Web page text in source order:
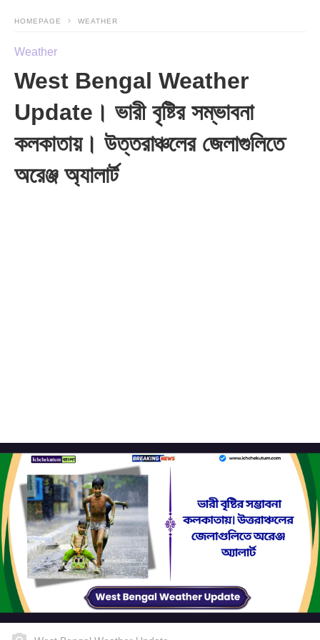
HOMEPAGE WEATHER
Weather
West Bengal Weather
Update। ভারী বৃষ্টির সম্ভাবনা
কলকাতায়। উত্তরাঞ্চলের জেলাগুলিতে
অরেঞ্জ অ্যালার্ট